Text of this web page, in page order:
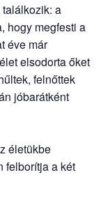
a
hogy megfesti a
éve már
elsodorta őket
felnőttek
jóbarátként
életükbe
felborítja a két